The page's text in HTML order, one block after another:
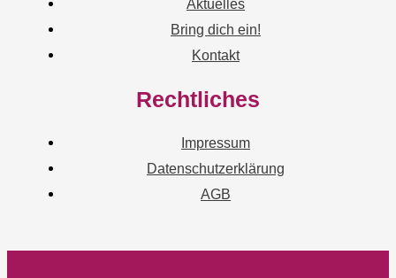
Aktuelles
Bring dich ein!
Kontakt
Rechtliches
Impressum
Datenschutzerklärung
AGB